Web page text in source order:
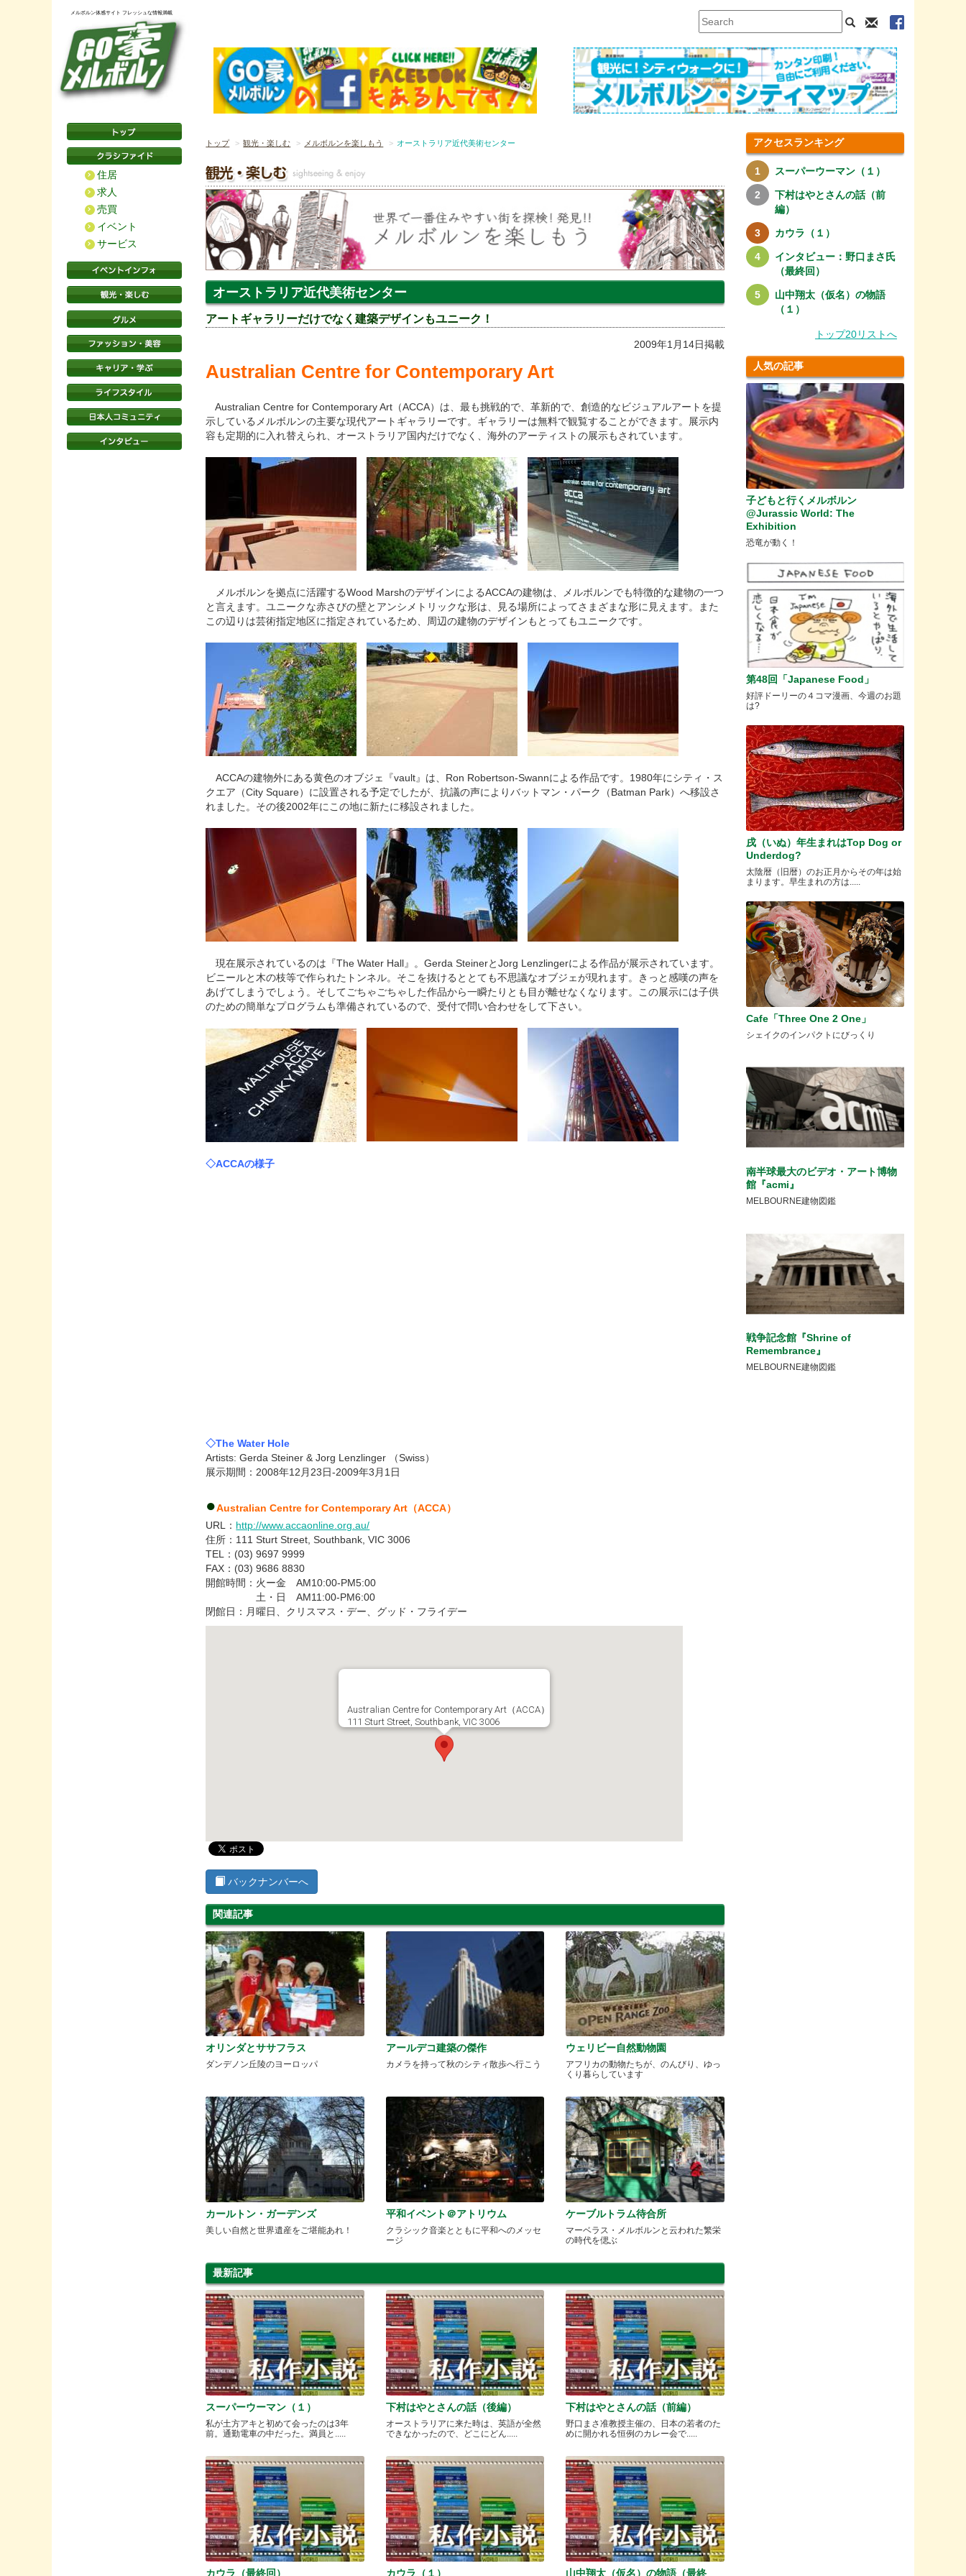
メルボルン体感サイト フレッシュな情報満載
住居
求人
売買
イベント
サービス
トップ 観光・楽しむ メルボルンを楽しもう オーストラリア近代美術センター
オーストラリア近代美術センター
アートギャラリーだけでなく建築デザインもユニーク！
2009年1月14日掲載
Australian Centre for Contemporary Art
Australian Centre for Contemporary Art（ACCA）は、最も挑戦的で、革新的で、創造的なビジュアルアートを提
示しているメルボルンの主要な現代アートギャラリーです。ギャラリーは無料で観覧することができます。展示内
容も定期的に入れ替えられ、オーストラリア国内だけでなく、海外のアーティストの展示もされています。
メルボルンを拠点に活躍するWood MarshのデザインによるACCAの建物は、メルボルンでも特徴的な建物の一つ
と言えます。ユニークな赤さびの壁とアンシメトリックな形は、見る場所によってさまざまな形に見えます。また
この辺りは芸術指定地区に指定されているため、周辺の建物のデザインもとってもユニークです。
ACCAの建物外にある黄色のオブジェ『vault』は、Ron Robertson-Swannによる作品です。1980年にシティ・ス
クエア（City Square）に設置される予定でしたが、抗議の声によりバットマン・パーク（Batman Park）へ移設さ
れました。その後2002年にこの地に新たに移設されました。
現在展示されているのは『The Water Hall』。Gerda SteinerとJorg Lenzlingerによる作品が展示されています。
ビニールと木の枝等で作られたトンネル。そこを抜けるととても不思議なオブジェが現れます。きっと感嘆の声を
あげてしまうでしょう。そしてごちゃごちゃした作品から一瞬たりとも目が離せなくなります。この展示には子供
のための簡単なプログラムも準備されているので、受付で問い合わせをして下さい。
◇ACCAの様子
◇The Water Hole
Artists: Gerda Steiner & Jorg Lenzlinger （Swiss）
展示期間：2008年12月23日-2009年3月1日
●Australian Centre for Contemporary Art（ACCA）
URL： http://www.accaonline.org.au/
住所：111 Sturt Street, Southbank, VIC 3006
TEL： (03) 9697 9999
FAX： (03) 9686 8830
開館時間：火ー金 AM10:00-PM5:00
土・日 AM11:00-PM6:00
閉館日：月曜日、クリスマス・デー、グッド・フライデー
Australian Centre for Contemporary Art（ACCA）
111 Sturt Street, Southbank, VIC 3006
バックナンバーへ
関連記事
オリンダとササフラス
ダンデノン丘陵のヨーロッパ
アールデコ建築の傑作
カメラを持って秋のシティ散歩へ行こう
ウェリビー自然動物園
アフリカの動物たちが、のんびり、ゆっ
くり暮らしています
カールトン・ガーデンズ
美しい自然と世界遺産をご堪能あれ！
平和イベント＠アトリウム
クラシック音楽とともに平和へのメッセ
ージ
ケーブルトラム待合所
マーベラス・メルボルンと云われた繁栄
の時代を偲ぶ
最新記事
スーパーウーマン（１）
私が土方アキと初めて会ったのは3年
前。通勤電車の中だった。満員と.....
下村はやとさんの話（後編）
オーストラリアに来た時は、英語が全然
できなかったので、どこにどん.....
下村はやとさんの話（前編）
野口まさ准教授主催の、日本の若者のた
めに開かれる恒例のカレー会で.....
カウラ（最終回） カウラ（１） 山中翔太（仮名）の物語（最終
アクセスランキング
スーパーウーマン（１）
下村はやとさんの話（前
編）
カウラ（１）
インタビュー：野口まさ氏
（最終回）
山中翔太（仮名）の物語
（１）
トップ20リストへ
人気の記事
子どもと行くメルボルン
@Jurassic World: The
Exhibition
恐竜が動く！
第48回「Japanese Food」
好評ドーリーの４コマ漫画、今週のお題
は?
戌（いぬ）年生まれはTop Dog or
Underdog?
太陰暦（旧暦）のお正月からその年は始
まります。早生まれの方は.....
Cafe「Three One 2 One」
シェイクのインパクトにびっくり
南半球最大のビデオ・アート博物
館『acmi』
MELBOURNE建物図鑑
戦争記念館『Shrine of
Remembrance』
MELBOURNE建物図鑑